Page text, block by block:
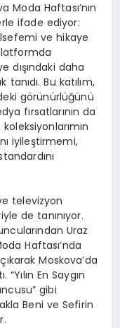
Moda Haftası’nın
ifade ediyor:
ve hikaye
dışındaki daha
Bu katılım,
görünürlüğünü
fırsatlarının da
iyileştirmemi,
televizyon
de tanınıyor.
Uraz
Haftası’nda
Moskova’da
En Saygın
gibi
Beni ve Sefirin